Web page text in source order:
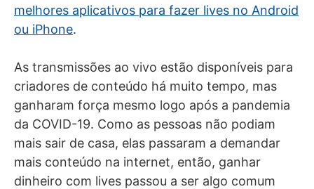
melhores aplicativos para fazer lives no Android
ou iPhone.
As transmissões ao vivo estão disponíveis para
criadores de conteúdo há muito tempo, mas
ganharam força mesmo logo após a pandemia
da COVID-19. Como as pessoas não podiam
mais sair de casa, elas passaram a demandar
mais conteúdo na internet, então, ganhar
dinheiro com lives passou a ser algo comum